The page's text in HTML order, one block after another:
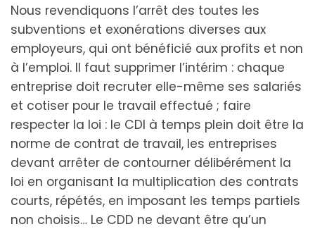
Nous revendiquons l’arrêt des toutes les
subventions et exonérations diverses aux
employeurs, qui ont bénéficié aux profits et non
à l’emploi. Il faut supprimer l’intérim : chaque
entreprise doit recruter elle-même ses salariés
et cotiser pour le travail effectué ; faire
respecter la loi : le CDI à temps plein doit être la
norme de contrat de travail, les entreprises
devant arrêter de contourner délibérément la
loi en organisant la multiplication des contrats
courts, répétés, en imposant les temps partiels
non choisis… Le CDD ne devant être qu’un